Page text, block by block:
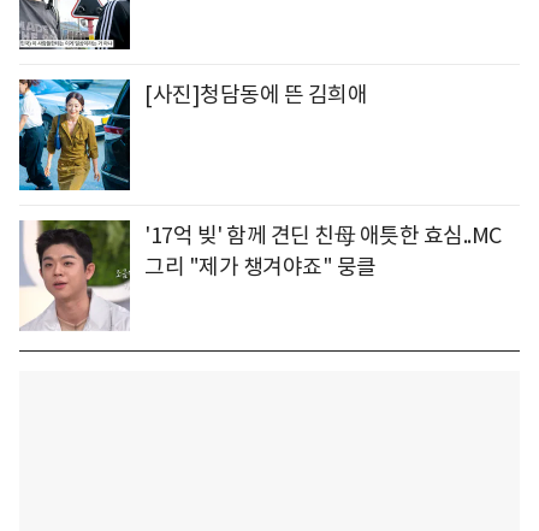
[사진]청담동에 뜬 김희애
'17억 빚' 함께 견딘 친母 애틋한 효심..MC
그리 "제가 챙겨야죠" 뭉클